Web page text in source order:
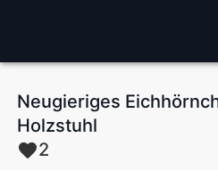
Neugieriges
Holzstuhl
2